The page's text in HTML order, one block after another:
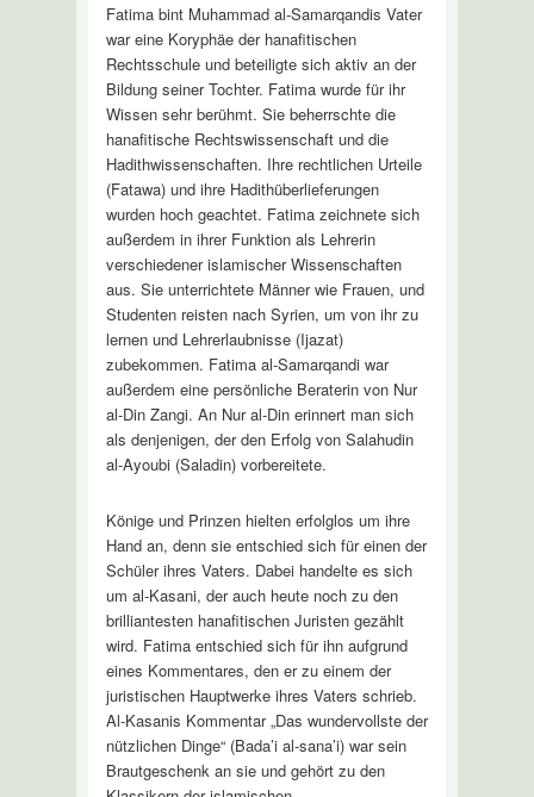
Fatima bint Muhammad al-Samarqandis Vater
war eine Koryphäe der hanafitischen
Rechtsschule und beteiligte sich aktiv an der
Bildung seiner Tochter. Fatima wurde für ihr
Wissen sehr berühmt. Sie beherrschte die
hanafitische Rechtswissenschaft und die
Hadithwissenschaften. Ihre rechtlichen Urteile
(Fatawa) und ihre Hadithüberlieferungen
wurden hoch geachtet. Fatima zeichnete sich
außerdem in ihrer Funktion als Lehrerin
verschiedener islamischer Wissenschaften
aus. Sie unterrichtete Männer wie Frauen, und
Studenten reisten nach Syrien, um von ihr zu
lernen und Lehrerlaubnisse (Ijazat)
zubekommen. Fatima al-Samarqandi war
außerdem eine persönliche Beraterin von Nur
al-Din Zangi. An Nur al-Din erinnert man sich
als denjenigen, der den Erfolg von Salahudin
al-Ayoubi (Saladin) vorbereitete.
Könige und Prinzen hielten erfolglos um ihre
Hand an, denn sie entschied sich für einen der
Schüler ihres Vaters. Dabei handelte es sich
um al-Kasani, der auch heute noch zu den
brilliantesten hanafitischen Juristen gezählt
wird. Fatima entschied sich für ihn aufgrund
eines Kommentares, den er zu einem der
juristischen Hauptwerke ihres Vaters schrieb.
Al-Kasanis Kommentar „Das wundervollste der
nützlichen Dinge“ (Bada’i al-sana’i) war sein
Brautgeschenk an sie und gehört zu den